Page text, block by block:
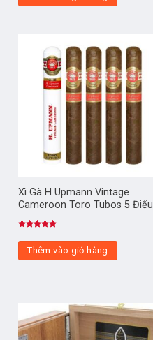
Xì Gà H Upmann Vintage
Cameroon Toro Tubos 5 Điếu
hạng5.00
5 sao
Thêm vào giỏ hàng